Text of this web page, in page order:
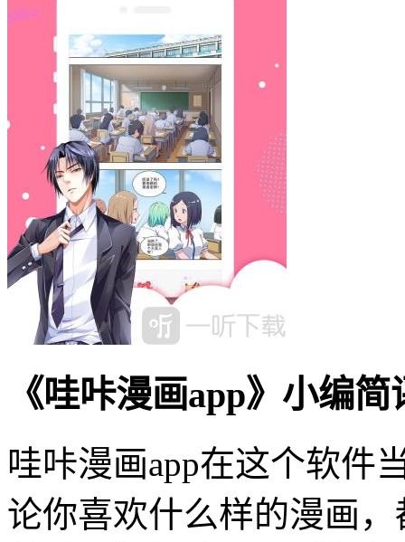
《哇咔漫画app》小编简
哇咔漫画app在这个软件
论你喜欢什么样的漫画